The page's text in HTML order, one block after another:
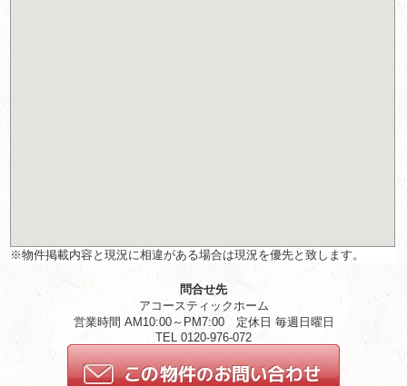
※物件掲載内容と現況に相違がある場合は現況を優先と致します。
問合せ先
アコースティックホーム
営業時間 AM10:00～PM7:00 定休日 毎週日曜日
TEL 0120-976-072